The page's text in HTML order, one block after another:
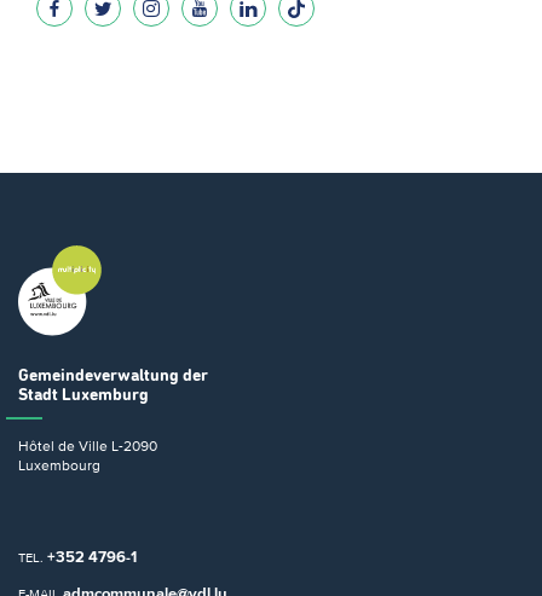
Gemeindeverwaltung der
Stadt Luxemburg
Hôtel de Ville L-2090
Luxembourg
TEL. +352 4796-1